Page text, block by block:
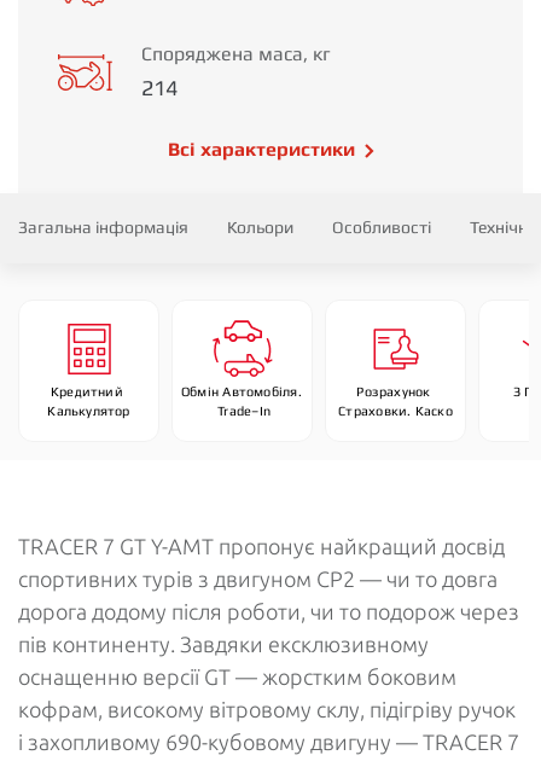
Споряджена маса, кг
214
Всі характеристики
Загальна інформація Кольори Особливості
Кредитний
Калькулятор
Trade–In
Розрахунок
Страховки. Каско
З
TRACER 7 GT Y-AMT пропонує найкращий досвід
спортивних турів з двигуном CP2 — чи то довга
дорога додому після роботи, чи то подорож через
пів континенту. Завдяки ексклюзивному
оснащенню версії GT — жорстким боковим
кофрам, високому вітровому склу, підігріву ручок
і захопливому 690-кубовому двигуну — TRACER 7